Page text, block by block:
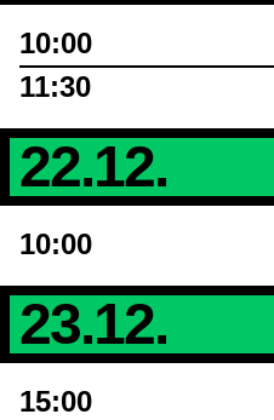
10:00
11:30
22.12.
10:00
23.12.
15:00